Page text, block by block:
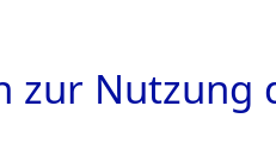
Nutzung